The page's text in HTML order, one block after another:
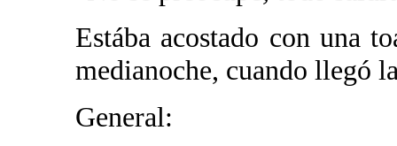
Estába acostado con una
medianoche, cuando llegó
General: